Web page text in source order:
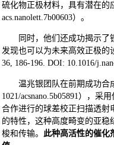
硫化物正极材料，具有潜在的
acs.nanolett.7b00603）。
同时，他们还成功揭示
发现也可以为未来高效正极的
36, 186-196. DOI: 10.1016/
温兆银团队在前期成功合
1021/acsnano.5b05891），
合作进行的球差校正扫描透射
的特性，这种高度畸变的亚
梭和传输。 此种高活性的催化